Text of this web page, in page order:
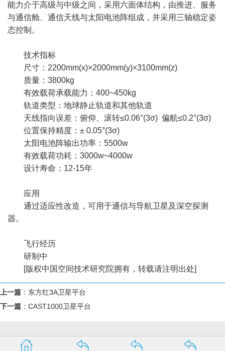
能力介于高级与中级之间，采用六面体结构，由推进、服务
与通信舱、通信天线与太阳电池阵组成，并采用三轴稳定姿
态控制。
技术指标
尺寸：2200mm(x)×2000mm(y)×3100mm(z)
质量：3800kg
有效载荷承载能力：400~450kg
轨道类型：地球静止轨道和其他轨道
天线指向误差：俯仰、滚转≤0.06°(3σ) 偏航≤0.2°(3σ)
位置保持精度：± 0.05°(3σ)
太阳电池阵输出功率：5500w
有效载荷功耗：3000w~4000w
设计寿命：12-15年
应用
通过适应性改造，可用于通信与导航卫星及深空探测
器。
飞行经历
研制中
[版权中国空间技术研究院拥有，转载请注明出处]
上一篇 ： 东方红3A卫星平台
下一篇 ： CAST1000卫星平台